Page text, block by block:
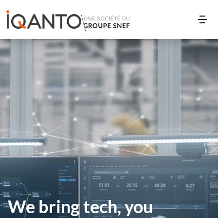
We bring tech, you